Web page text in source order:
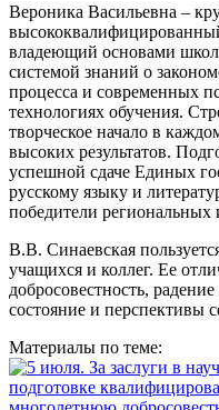
Вероника Васильевна –
владеющий основами
системой знаний о
процесса и современных
технологиях обучения.
творческое начало в
высоких результатов.
успешной сдаче Единых
русскому языку и
победители региональных
В.В. Синаевская
учащихся и коллег. Ее
добросовестность,
состояние и перспективы
Материалы по теме: